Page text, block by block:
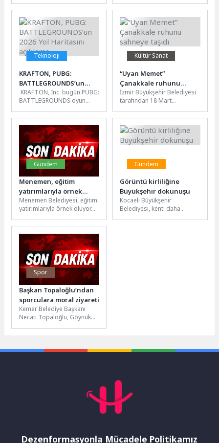
projelerinden biri olan
Güzbel Marin’i...
Teknoloji Takımının
seçmelerine katıldı.
Akademisyenlerden oluşan
jürinin...
Teknoloji
KRAFTON, PUBG:
BATTLEGROUNDS’un
2026 Yol Haritasını
açıklama
KRAFTON, Inc. bugün PUBG:
BATTLEGROUNDS oyun
yol haritasını açıkladı. Oyun
bir yandan 9. yıl dönümü...
Kültür Sanat
“Uyan Memet”
Çanakkale ruhunu
sahneye taşıdı
İzmir Büyükşehir Belediyesi
tarafından 18 Mart
Anma Günü etkinlikleri
kapsamında hazırlanan...
Gündem
Menemen, eğitim
yatırımlarıyla örnek
gösteriliyor
Menemen Belediyesi, eğitim
yatırımlarıyla örnek oluyor.
üniversite mezuniyetine
kadar süren eğitim
destekleriyle birlikte...
Gündem
Görüntü kirliliğine
Büyükşehir dokunuşu
Kocaeli Büyükşehir
Belediyesi, kenti daha
Spor
Başkan Topaloğlu’ndan
sporculara moral ziyareti
Kemer Belediye Başkanı
Necati Topaloğlu, Göynük
Dezenformasyonla Mücadele Politikamız